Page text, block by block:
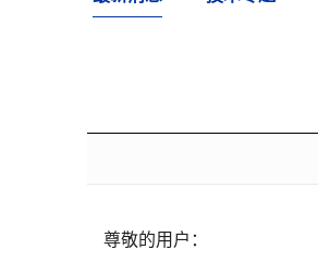
尊敬的用户：